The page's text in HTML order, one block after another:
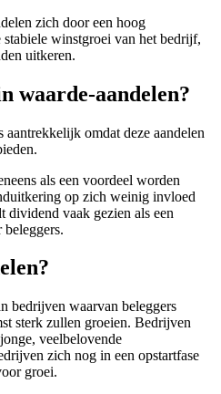
zich door een hoog
winstgroei van het bedrijf,
uitkeren.
waarde-aandelen?
omdat deze aandelen
als een voordeel worden
op zich weinig invloed
dividend vaak gezien als een
bedrijven waarvan beleggers
sterk zullen groeien. Bedrijven
veelbelovende
zich nog in een opstartfase
groei.